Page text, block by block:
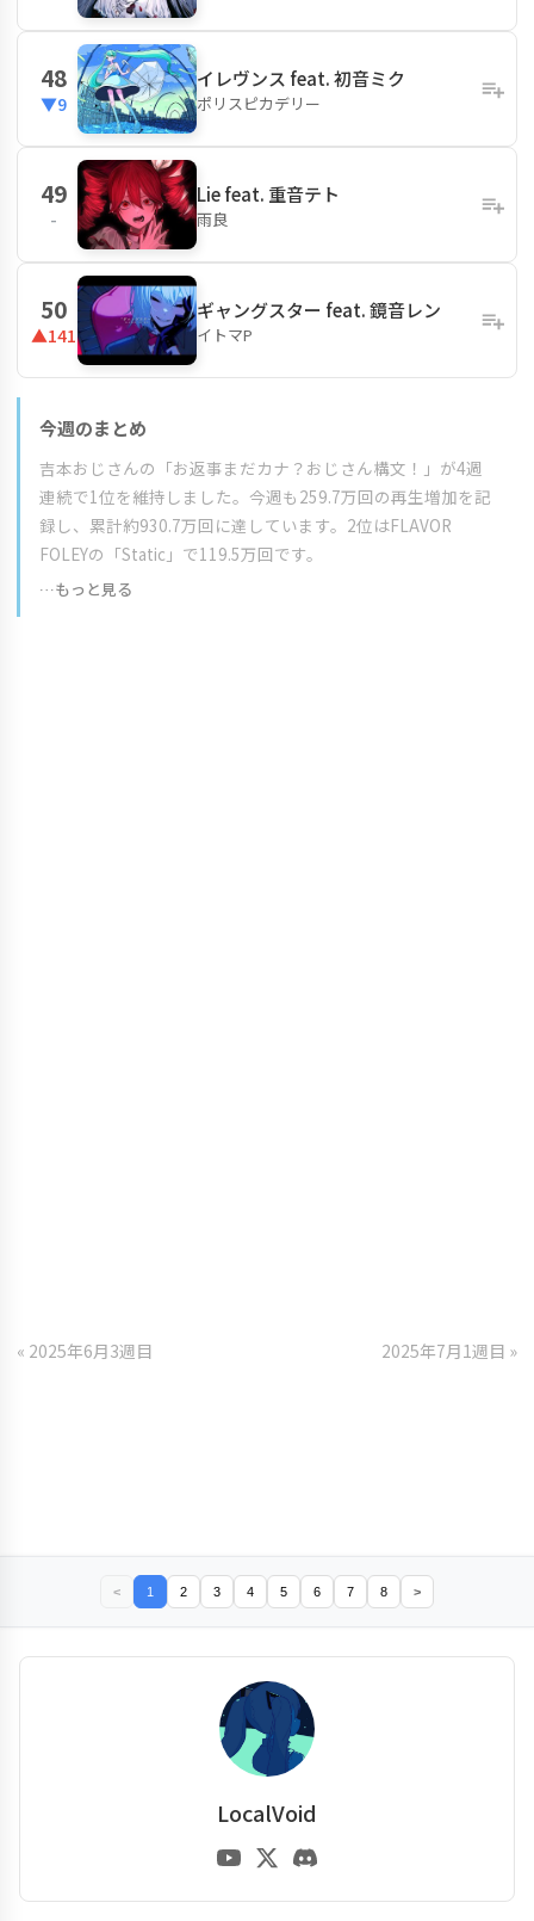
48
▼9
イレヴンス feat. 初音ミク
ポリスピカデリー
49
-
Lie feat. 重音テト
雨良
50
▲141
ギャングスター feat. 鏡音レン
イトマP
今週のまとめ
吉本おじさんの「お返事まだカナ？おじさん構文！」が4週
連続で1位を維持しました。今週も259.7万回の再生増加を記
録し、累計約930.7万回に達しています。2位はFLAVOR
FOLEYの「Static」で119.5万回です。
…もっと見る
« 2025年6月3週目 2025年7月1週目 »
< 1 2 3 4 5 6 7 8 >
LocalVoid